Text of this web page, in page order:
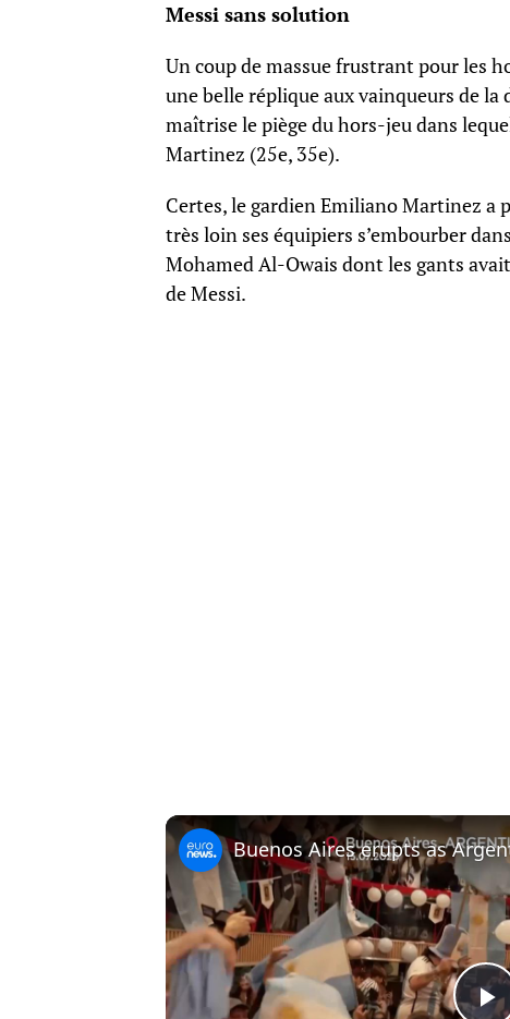
Messi sans solution
Un coup de massue frustrant pour les
une belle réplique aux vainqueurs de
maîtrise le piège du hors-jeu dans
Martinez (25e, 35e).
Certes, le gardien Emiliano Martinez a
très loin ses équipiers s’embourber
Mohamed Al-Owais dont les gants
de Messi.